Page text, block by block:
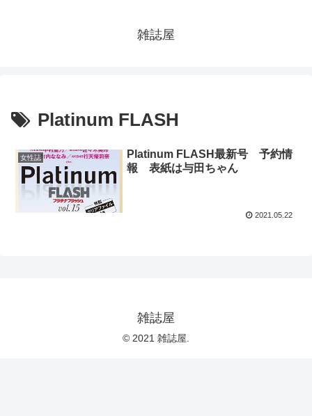
雑誌屋
Platinum FLASH
女性誌
Platinum FLASH最新号 予約情
報 表紙は与田ちゃん
2021.05.22
雑誌屋
© 2021 雑誌屋.